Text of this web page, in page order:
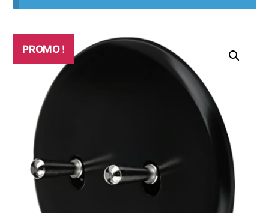
PROMO !